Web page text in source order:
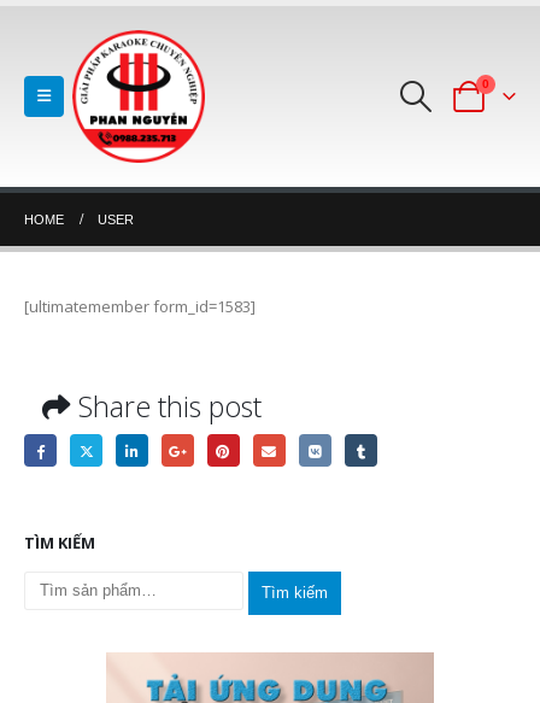
0
HOME USER
[ultimatemember form_id=1583]
Share this post
TÌM KIẾM
Tìm kiếm